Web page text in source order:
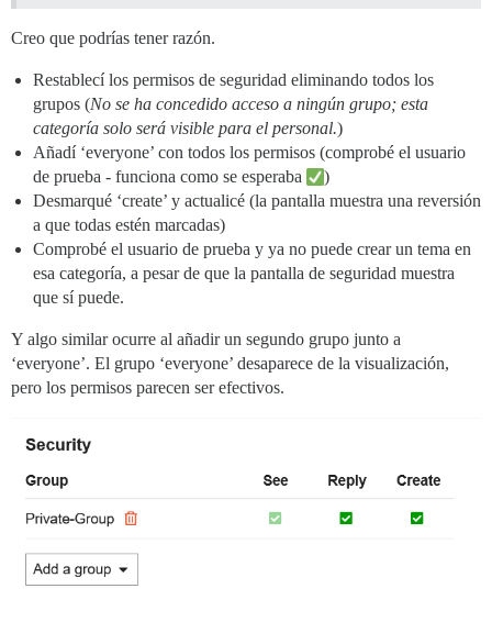
Creo que podrías tener razón.
Restablecí los permisos de seguridad eliminando todos los
grupos (No se ha concedido acceso a ningún grupo; esta
categoría solo será visible para el personal.)
Añadí ‘everyone’ con todos los permisos (comprobé el usuario
de prueba - funciona como se esperaba
)
Desmarqué ‘create’ y actualicé (la pantalla muestra una reversión
a que todas estén marcadas)
Comprobé el usuario de prueba y ya no puede crear un tema en
esa categoría, a pesar de que la pantalla de seguridad muestra
que sí puede.
Y algo similar ocurre al añadir un segundo grupo junto a
‘everyone’. El grupo ‘everyone’ desaparece de la visualización,
pero los permisos parecen ser efectivos.